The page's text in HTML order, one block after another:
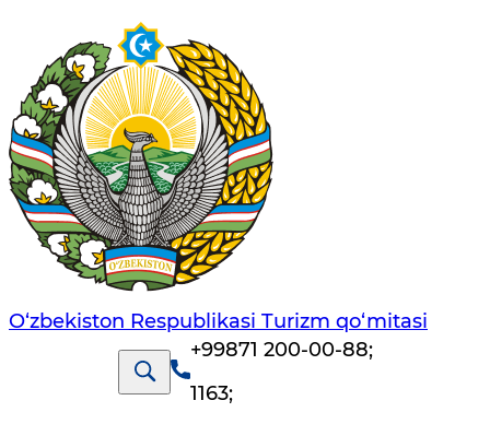
O‘zbekiston Respublikasi Turizm qo‘mitasi
+99871 200-00-88;
1163;